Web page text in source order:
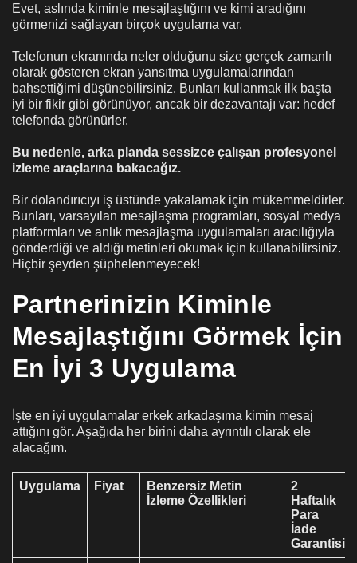
Evet, aslında kiminle mesajlaştığını ve kimi aradığını
görmenizi sağlayan birçok uygulama var.
Telefonun ekranında neler olduğunu size gerçek zamanlı
olarak gösteren ekran yansıtma uygulamalarından
bahsettiğimi düşünebilirsiniz. Bunları kullanmak ilk başta
iyi bir fikir gibi görünüyor, ancak bir dezavantajı var: hedef
telefonda görünürler.
Bu nedenle, arka planda sessizce çalışan profesyonel
izleme araçlarına bakacağız.
Bir dolandırıcıyı iş üstünde yakalamak için mükemmeldirler.
Bunları, varsayılan mesajlaşma programları, sosyal medya
platformları ve anlık mesajlaşma uygulamaları aracılığıyla
gönderdiği ve aldığı metinleri okumak için kullanabilirsiniz.
Hiçbir şeyden şüphelenmeyecek!
Partnerinizin Kiminle
Mesajlaştığını Görmek İçin
En İyi 3 Uygulama
İşte en iyi uygulamalar erkek arkadaşıma kimin mesaj
attığını gör.Aşağıda her birini daha ayrıntılı olarak ele
alacağım.
Uygulama Fiyat
Benzersiz Metin
İzleme Özellikleri
2
Haftalık
Para
İade
Garantisi